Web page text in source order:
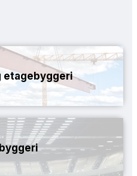
etagebyggeri